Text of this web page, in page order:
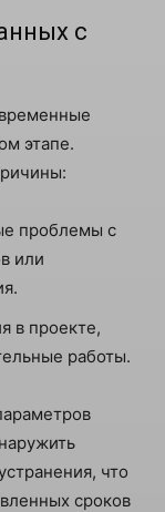
с
этапе.
проблемы с
или
в проекте,
работы.
что
сроков